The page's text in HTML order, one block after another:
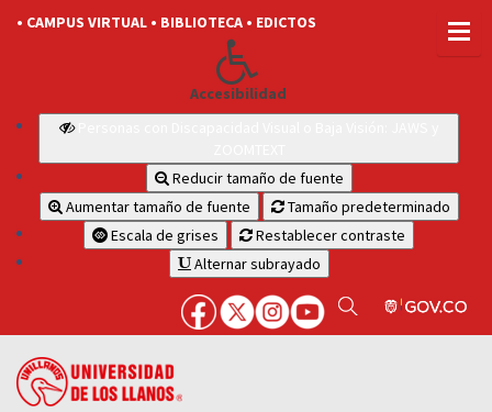
• CAMPUS VIRTUAL • BIBLIOTECA • EDICTOS
Accesibilidad
Reducir tamaño de fuente
Aumentar tamaño de fuente
Tamaño predeterminado
Escala de grises
Restablecer contraste
Alternar subrayado